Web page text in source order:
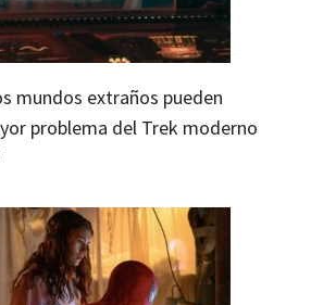
mundos extraños pueden
problema del Trek moderno